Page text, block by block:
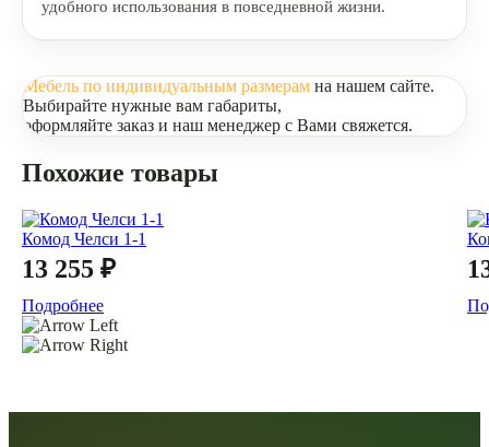
удобного использования в повседневной жизни.
Мебель по индивидуальным размерам на нашем сайте.
Выбирайте нужные вам габариты,
оформляйте заказ и наш менеджер с Вами свяжется.
Похожие товары
Комод Челси 1-1
13 255 ₽
Подробнее